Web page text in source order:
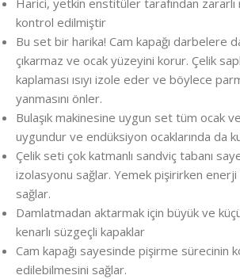
kontrol edilmiştir
Bu set bir harika! Cam kapağı darbelere
çıkarmaz ve ocak yüzeyini korur. Çelik
kaplaması ısıyı izole eder ve böylece
yanmasını önler.
Bulaşık makinesine uygun set tüm ocak
uygundur ve endüksiyon ocaklarında da
Çelik seti çok katmanlı sandviç tabanı
izolasyonu sağlar. Yemek pişirirken
sağlar.
Damlatmadan aktarmak için büyük ve
kenarlı süzgeçli kapaklar
Cam kapağı sayesinde pişirme sürecinin
edilebilmesini sağlar.